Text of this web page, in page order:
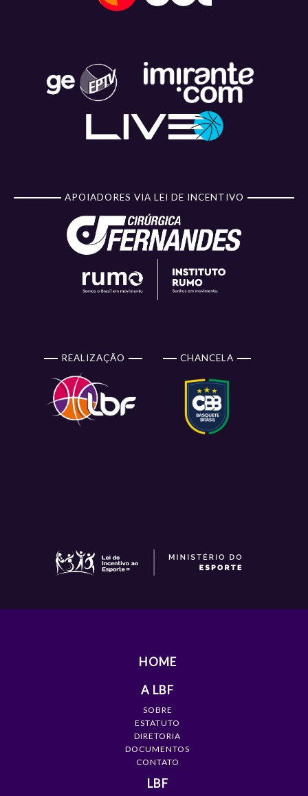
APOIADORES VIA LEI DE INCENTIVO
REALIZAÇÃO CHANCELA
HOME
A LBF
SOBRE
ESTATUTO
DIRETORIA
DOCUMENTOS
CONTATO
LBF